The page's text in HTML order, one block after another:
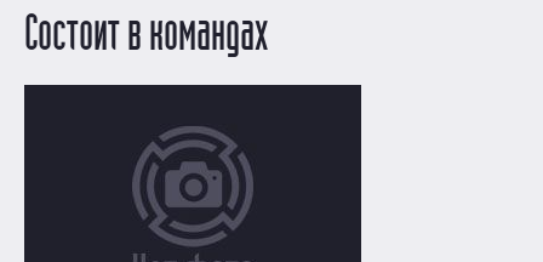
Новости
Состоит в командах